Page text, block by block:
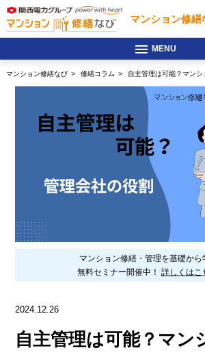
マンション修繕
マンション修繕なび 修繕コラム 自主管理は可能？マンシ
マンション修繕・管理を基礎から
無料セミナー開催中！ 詳しくはこ
2024.12.26
自主管理は可能？マン